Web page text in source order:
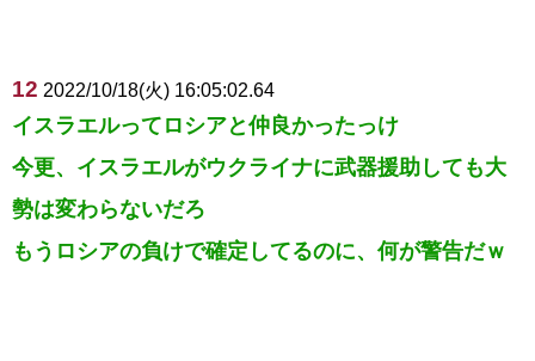
12 2022/10/18(火) 16:05:02.64
イスラエルってロシアと仲良かったっけ
今更、イスラエルがウクライナに武器援助しても大
勢は変わらないだろ
もうロシアの負けで確定してるのに、何が警告だｗ